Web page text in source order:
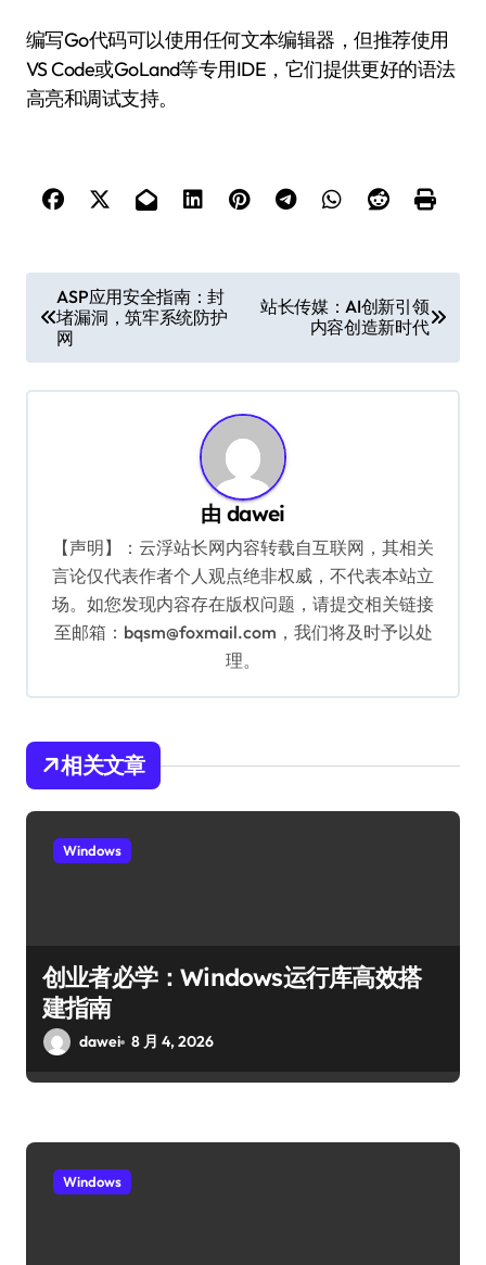
编写Go代码可以使用任何文本编辑器，但推荐使用
VS Code或GoLand等专用IDE，它们提供更好的语法
高亮和调试支持。
章
导
航
ASP应用安全指南：封
堵漏洞，筑牢系统防护
网
站长传媒：AI创新引领
内容创造新时代
由dawei
【声明】：云浮站长网内容转载自互联网，其相关
言论仅代表作者个人观点绝非权威，不代表本站立
场。如您发现内容存在版权问题，请提交相关链接
至邮箱：bqsm@foxmail.com，我们将及时予以处
理。
相关文章
Windows
创业者必学：Windows运行库高效搭
建指南
dawei 8 月 4, 2026
Windows